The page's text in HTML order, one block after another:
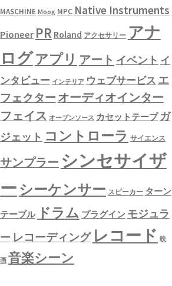
MASCHINE Moog MPC Native Instruments
Pioneer PR Roland アクセサリー アナ
ログアプリ アート イベント イ
ンタビュー インテリア ウェブサービス エ
フェクター オーディオインター
フェイス オープンソース カセットテープ ガ
ジェット コントローラ サイエンス
サンプラー シンセサイザ
ー シーケンサー スピーカー ターン
テーブル ドラム プラグイン モジュラ
ー レコーディング レコード 映
画 音楽シーン